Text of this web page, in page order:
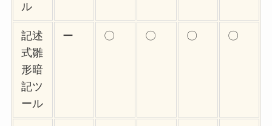
ル
記述
式雛
形暗
記ツ
ール
ー 〇 〇 〇 〇